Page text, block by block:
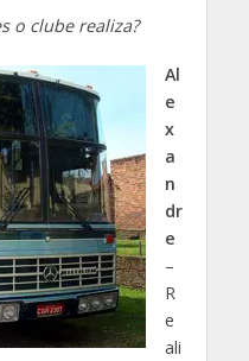
o clube realiza?
Al
e
x
a
n
dr
e
–
R
e
ali